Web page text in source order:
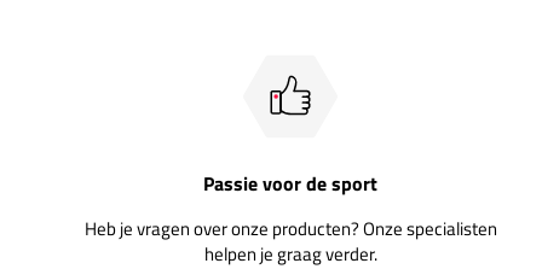
Passie voor de sport
Heb je vragen over onze producten? Onze specialisten
helpen je graag verder.